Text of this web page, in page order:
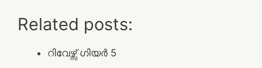
Related posts:
റിവേഴ്സ് ഗിയർ 5